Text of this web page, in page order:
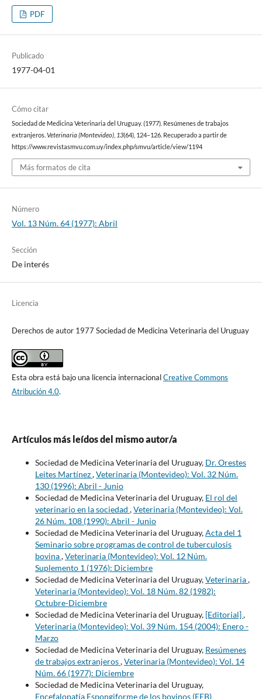
PDF
Publicado
1977-04-01
Cómo citar
Sociedad de Medicina Veterinaria del Uruguay. (1977). Resúmenes de trabajos
extranjeros. Veterinaria (Montevideo), 13(64), 124–126. Recuperado a partir de
https://www.revistasmvu.com.uy/index.php/smvu/article/view/1194
Más formatos de cita
Número
Vol. 13 Núm. 64 (1977): Abril
Sección
De interés
Licencia
Derechos de autor 1977 Sociedad de Medicina Veterinaria del Uruguay
Esta obra está bajo una licencia internacionalCreative Commons
Atribución 4.0.
Artículos más leídos del mismo autor/a
Sociedad de Medicina Veterinaria del Uruguay, Dr. Orestes
Leites Martínez,Veterinaria (Montevideo): Vol. 32 Núm.
130 (1996): Abril - Junio
Sociedad de Medicina Veterinaria del Uruguay, El rol del
veterinario en la sociedad ,Veterinaria (Montevideo): Vol.
26 Núm. 108 (1990): Abril - Junio
Sociedad de Medicina Veterinaria del Uruguay,Acta del 1
Seminario sobre programas de control de tuberculosis
bovina,Veterinaria (Montevideo): Vol. 12 Núm.
Suplemento 1 (1976): Diciembre
Sociedad de Medicina Veterinaria del Uruguay,Veterinaria,
Veterinaria (Montevideo): Vol. 18 Núm. 82 (1982):
Octubre-Diciembre
Sociedad de Medicina Veterinaria del Uruguay, [Editorial],
Veterinaria (Montevideo): Vol. 39 Núm. 154 (2004): Enero -
Marzo
Sociedad de Medicina Veterinaria del Uruguay, Resúmenes
de trabajos extranjeros,Veterinaria (Montevideo): Vol. 14
Núm. 66 (1977): Diciembre
Sociedad de Medicina Veterinaria del Uruguay,
Encefalopatía Espongiforme de los bovinos (EEB)